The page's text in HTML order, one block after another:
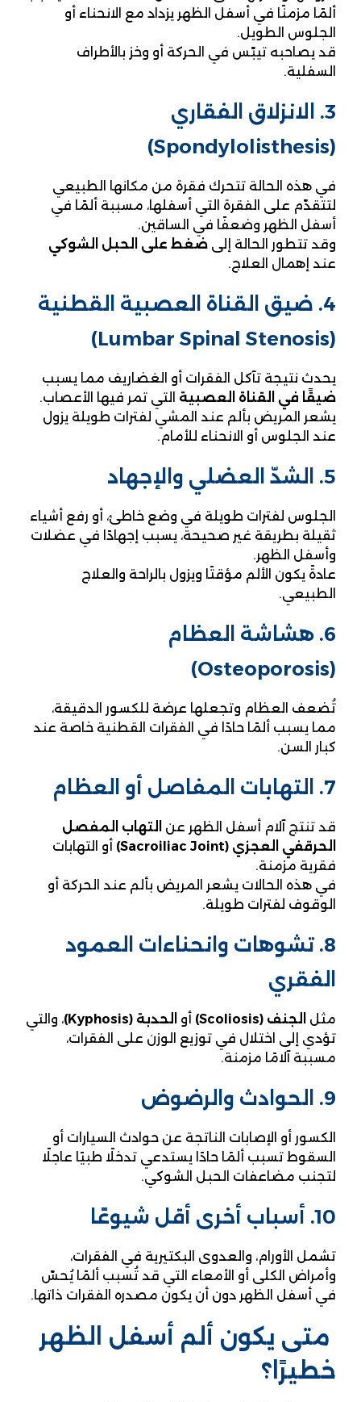
ألمًا مزمنًا في أسفل الظهر يزداد مع الانحناء أو
الجلوس الطويل.
قد يصاحبه تيبّس في الحركة أو وخز بالأطراف
السفلية.
3. الانزلاق الفقاري
(Spondylolisthesis)
في هذه الحالة تتحرك فقرة من مكانها الطبيعي
لتتقدّم على الفقرة التي أسفلها، مسببة ألمًا في
أسفل الظهر وضعفًا في الساقين.
وقد تتطور الحالة إلىضغط على الحبل الشوكي
عند إهمال العلاج.
4. ضيق القناة العصبية القطنية
(Lumbar Spinal Stenosis)
يحدث نتيجة تآكل الفقرات أو الغضاريف مما يسبب
ضيقًا في القناة العصبية التي تمر فيها الأعصاب.
يشعر المريض بألم عند المشي لفترات طويلة يزول
عند الجلوس أو الانحناء للأمام.
5. الشدّ العضلي والإجهاد
الجلوس لفترات طويلة في وضع خاطئ، أو رفع أشياء
ثقيلة بطريقة غير صحيحة، يسبب إجهادًا في عضلات
وأسفل الظهر.
عادةً يكون الألم مؤقتًا ويزول بالراحة والعلاج
الطبيعي.
6. هشاشة العظام
(Osteoporosis)
تُضعف العظام وتجعلها عرضة للكسور الدقيقة،
مما يسبب ألمًا حادًا في الفقرات القطنية خاصة عند
كبار السن.
7. التهابات المفاصل أو العظام
قد تنتج آلام أسفل الظهر عن
التهاب المفصل
الحرقفي العجزي (Sacroiliac Joint)
أو التهابات
فقرية مزمنة.
في هذه الحالات يشعر المريض بألم عند الحركة أو
الوقوف لفترات طويلة.
8. تشوهات وانحناءات العمود
الفقري
مثل الجنف (Scoliosis) أو الحدبة (Kyphosis)
، والتي
تؤدي إلى اختلال في توزيع الوزن على الفقرات،
مسببة آلامًا مزمنة.
9. الحوادث والرضوض
الكسور أو الإصابات الناتجة عن حوادث السيارات أو
السقوط تسبب ألمًا حادًا يستدعي تدخلًا طبيًا عاجلًا
لتجنب مضاعفات الحبل الشوكي.
10. أسباب أخرى أقل شيوعًا
تشمل الأورام، والعدوى البكتيرية في الفقرات،
وأمراض الكلى أو الأمعاء التي قد تُسبب ألمًا يُحسّ
في أسفل الظهر دون أن يكون مصدره الفقرات ذاتها.
متى يكون ألم أسفل الظهر
خطيرًا؟